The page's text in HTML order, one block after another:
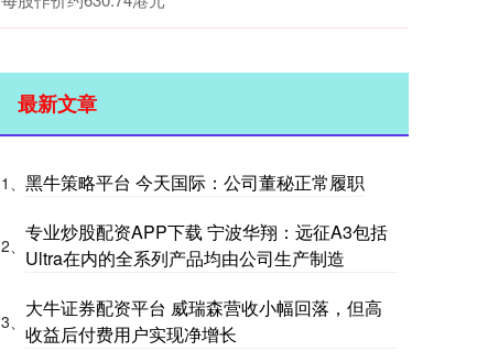
最新文章
1、 黑牛策略平台 今天国际：公司董秘正常履职
2、
专业炒股配资APP下载 宁波华翔：远征A3包括
Ultra在内的全系列产品均由公司生产制造
3、
大牛证券配资平台 威瑞森营收小幅回落，但高
收益后付费用户实现净增长